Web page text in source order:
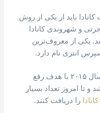
باید از یکی از روش
و شهروندی کانادا
یکی از معروف‌ترین
انتری نام دارد.
برنامه مهاجرتی اکسپرس انتری از سال ۲۰۱۵ با هدف رفع
و تا امروز تعداد بسیار
را دریافت کنند.